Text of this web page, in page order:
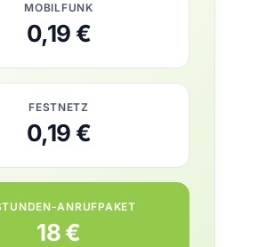
MOBILFUNK
0,19 €
FESTNETZ
0,19 €
ANRUFPAKET
18 €